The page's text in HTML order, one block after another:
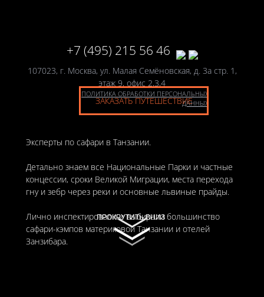
ПРОКРУТИТЬ ВНИЗ
ПРОКРУТИТЬ ВНИЗ
+7 (495) 215 56 46
107023, г. Москва, ул. Малая Семёновская, д. 3а стр. 1,
этаж 9, офис 2,3,4
ПОЛИТИКА ОБРАБОТКИ ПЕРСОНАЛЬНЫХ
ДАННЫХ
ЗАКАЗАТЬ ПУТЕШЕСТВИЕ
Эксперты по сафари в Танзании.
Детально знаем все Национальные Парки и частные
концессии, сроки Великой Миграции, места перехода
гну и зебр через реки и основные львиные прайды.
Лично инспектировали и выбирали большинство
сафари-кэмпов материковой Танзании и отелей
Занзибара.